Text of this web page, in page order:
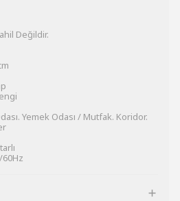
Değildir.
Yemek Odası / Mutfak. Koridor.
60Hz